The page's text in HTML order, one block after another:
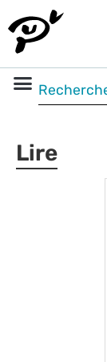
Lire